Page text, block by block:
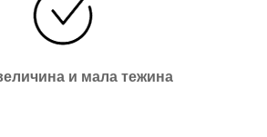
и мала тежина